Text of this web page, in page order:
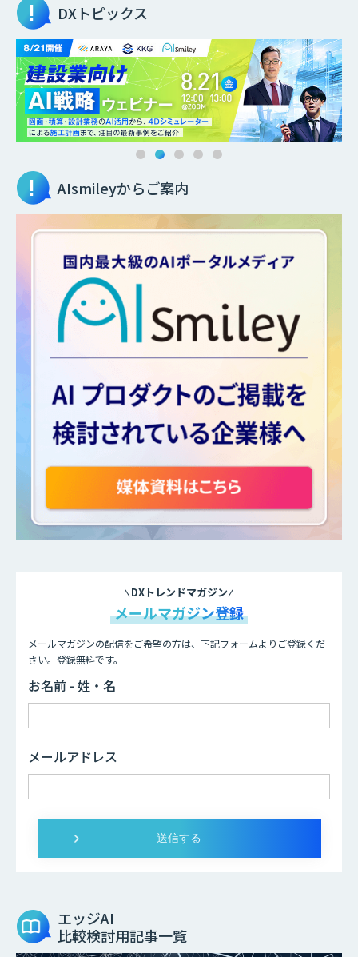
DXトピックス
AIsmileyからご案内
DXトレンドマガジン
メールマガジン登録
メールマガジンの配信をご希望の方は、下記フォームよりご登録くだ
さい。登録無料です。
お名前 - 姓・名
メールアドレス
エッジAI
比較検討用記事一覧